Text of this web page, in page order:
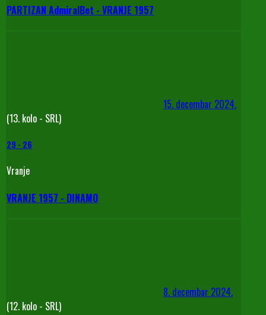
PARTIZAN AdmiralBet - VRANJE 1957
15. decembar 2024.
(13. kolo - SRL)
29 - 26
Vranje
VRANJE 1957 - DINAMO
8. decembar 2024.
(12. kolo - SRL)